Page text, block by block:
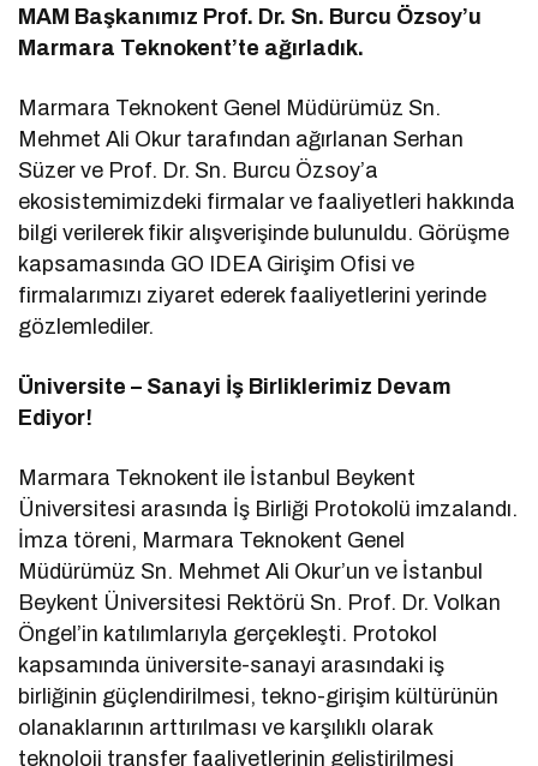
MAM Başkanımız Prof. Dr. Sn. Burcu Özsoy’u
Marmara Teknokent’te ağırladık.
Marmara Teknokent Genel Müdürümüz Sn.
Mehmet Ali Okur tarafından ağırlanan Serhan
Süzer ve Prof. Dr. Sn. Burcu Özsoy’a
ekosistemimizdeki firmalar ve faaliyetleri hakkında
bilgi verilerek fikir alışverişinde bulunuldu. Görüşme
kapsamasında GO IDEA Girişim Ofisi ve
firmalarımızı ziyaret ederek faaliyetlerini yerinde
gözlemlediler.
Üniversite – Sanayi İş Birliklerimiz Devam
Ediyor!
Marmara Teknokent ile İstanbul Beykent
Üniversitesi arasında İş Birliği Protokolü imzalandı.
İmza töreni, Marmara Teknokent Genel
Müdürümüz Sn. Mehmet Ali Okur’un ve İstanbul
Beykent Üniversitesi Rektörü Sn. Prof. Dr. Volkan
Öngel’in katılımlarıyla gerçekleşti. Protokol
kapsamında üniversite-sanayi arasındaki iş
birliğinin güçlendirilmesi, tekno-girişim kültürünün
olanaklarının arttırılması ve karşılıklı olarak
teknoloji transfer faaliyetlerinin geliştirilmesi